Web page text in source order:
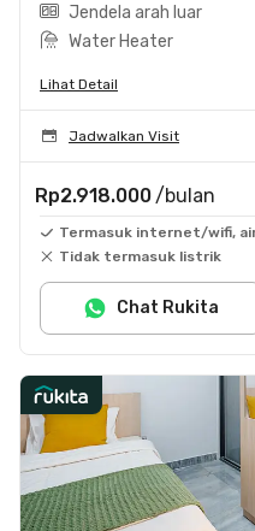
Jendela arah luar
Water Heater
Lihat Detail
Jadwalkan Visit
Rp2.918.000 /bulan
Termasuk internet/wifi,
Tidak termasuk listrik
Chat Rukita